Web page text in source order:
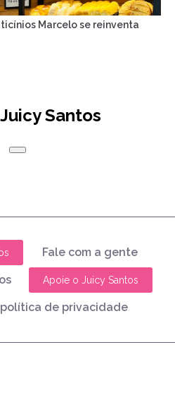
Marcelo se reinventa
Santos
Fale com a gente
Apoie o Juicy Santos
política de privacidade